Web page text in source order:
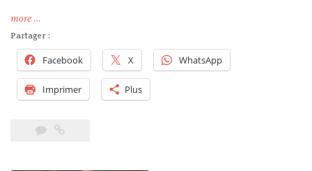
more« Le
méchant
dans
Thor
4
ressemblait
à
…
Partager :
Facebook X WhatsApp
Imprimer Plus